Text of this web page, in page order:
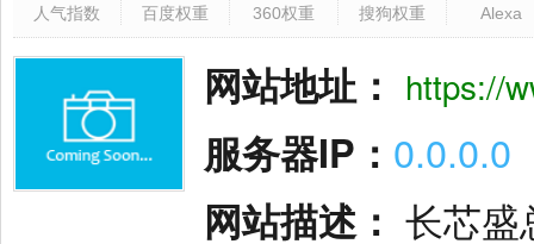
人气指数
百度权重
360权重
搜狗权重
Alexa
网站地址： https://
服务器IP： 0.0.0.0
网站描述： 长芯盛